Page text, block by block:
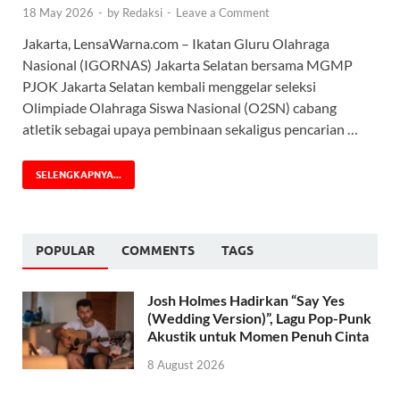
18 May 2026 - by Redaksi - Leave a Comment
Jakarta, LensaWarna.com – Ikatan Gluru Olahraga
Nasional (IGORNAS) Jakarta Selatan bersama MGMP
PJOK Jakarta Selatan kembali menggelar seleksi
Olimpiade Olahraga Siswa Nasional (O2SN) cabang
atletik sebagai upaya pembinaan sekaligus pencarian …
SELENGKAPNYA...
POPULAR COMMENTS TAGS
Josh Holmes Hadirkan “Say Yes
(Wedding Version)”, Lagu Pop-Punk
Akustik untuk Momen Penuh Cinta
8 August 2026